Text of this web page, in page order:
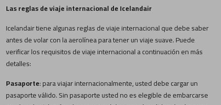
Las reglas de viaje internacional de Icelandair
Icelandair tiene algunas reglas de viaje internacional que debe saber
antes de volar con la aerolínea para tener un viaje suave. Puede
verificar los requisitos de viaje internacional a continuación en más
detalles:
Pasaporte: para viajar internacionalmente, usted debe cargar un
pasaporte válido. Sin pasaporte usted no es elegible de embarcarse